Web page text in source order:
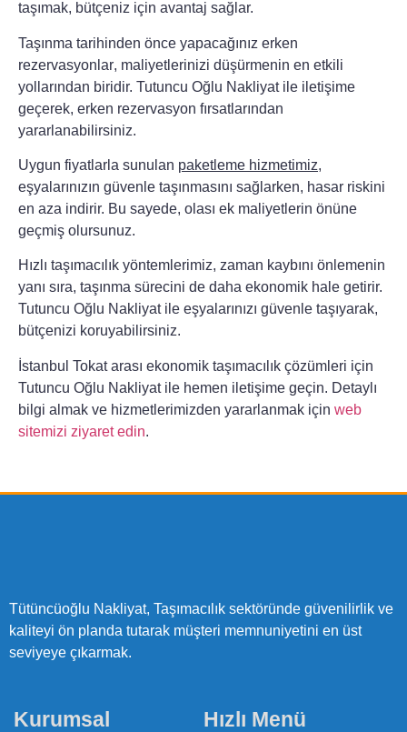
taşımak, bütçeniz için avantaj sağlar.
Taşınma tarihinden önce yapacağınız erken
rezervasyonlar, maliyetlerinizi düşürmenin en etkili
yollarından biridir. Tutuncu Oğlu Nakliyatile iletişime
geçerek, erken rezervasyon fırsatlarından
yararlanabilirsiniz.
Uygun fiyatlarla sunulan paketleme hizmetimiz,
eşyalarınızın güvenle taşınmasını sağlarken, hasar riskini
en aza indirir. Bu sayede, olası ek maliyetlerin önüne
geçmiş olursunuz.
Hızlı taşımacılık yöntemlerimiz, zaman kaybını önlemenin
yanı sıra, taşınma sürecini de daha ekonomik hale getirir.
Tutuncu Oğlu Nakliyatile eşyalarınızı güvenle taşıyarak,
bütçenizi koruyabilirsiniz.
İstanbul Tokat arası ekonomik taşımacılık çözümleri için
Tutuncu Oğlu Nakliyatile hemen iletişime geçin. Detaylı
bilgi almak ve hizmetlerimizden yararlanmak için web
sitemizi ziyaret edin.
Tütüncüoğlu Nakliyat, Taşımacılık sektöründe güvenilirlik ve
kaliteyi ön planda tutarak müşteri memnuniyetini en üst
seviyeye çıkarmak.
Kurumsal Hızlı Menü